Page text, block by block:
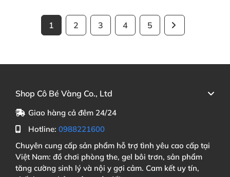
1 2 3 4 5
Shop Cô Bé Vàng Co., Ltd
Giao hàng cả đêm 24/24
Hotline: 0988221600
Chuyên cung cấp sản phẩm hỗ trợ tình yêu cao cấp tại
Việt Nam: đồ chơi phòng the, gel bôi trơn, sản phẩm
tăng cường sinh lý và nội y gợi cảm. Cam kết uy tín,